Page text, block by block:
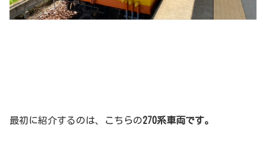
最初に紹介するのは、こちらの270系車両です。